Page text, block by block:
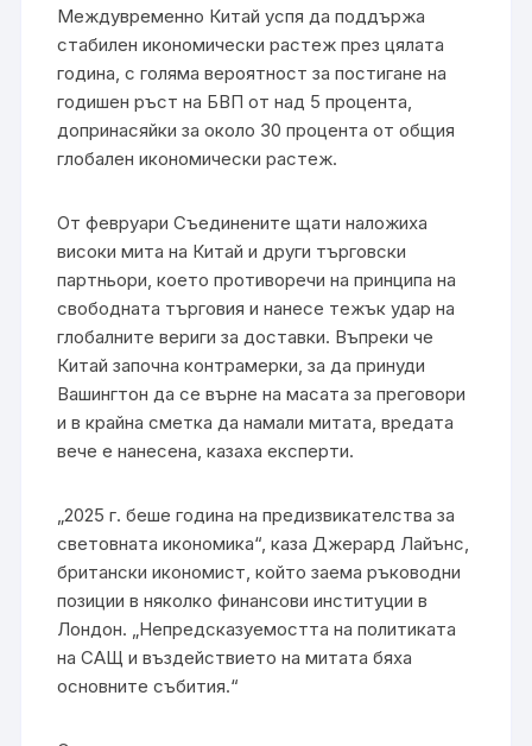
Междувременно Китай успя да поддържа
стабилен икономически растеж през цялата
година, с голяма вероятност за постигане на
годишен ръст на БВП от над 5 процента,
допринасяйки за около 30 процента от общия
глобален икономически растеж.
От февруари Съединените щати наложиха
високи мита на Китай и други търговски
партньори, което противоречи на принципа на
свободната търговия и нанесе тежък удар на
глобалните вериги за доставки. Въпреки че
Китай започна контрамерки, за да принуди
Вашингтон да се върне на масата за преговори
и в крайна сметка да намали митата, вредата
вече е нанесена, казаха експерти.
„2025 г. беше година на предизвикателства за
световната икономика“, каза Джерард Лайънс,
британски икономист, който заема ръководни
позиции в няколко финансови институции в
Лондон. „Непредсказуемостта на политиката
на САЩ и въздействието на митата бяха
основните събития.“